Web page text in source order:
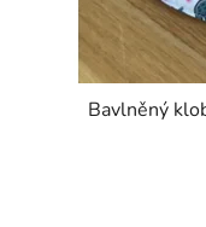
Bavlněný